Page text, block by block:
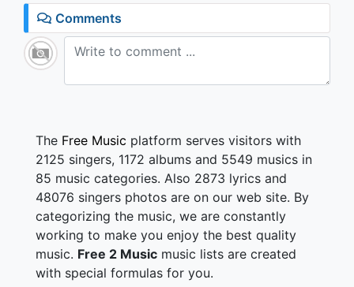
Geri dön, beni al, kalbine
Beni bul, affet, sar yine
İki kadeh, iki dudak arasında kaderim, gel beni gör
Comments
The Free Music platform serves visitors with
2125 singers, 1172 albums and 5549 musics in
85 music categories. Also 2873 lyrics and
48076 singers photos are on our web site. By
categorizing the music, we are constantly
working to make you enjoy the best quality
music. Free 2 Music music lists are created
with special formulas for you.